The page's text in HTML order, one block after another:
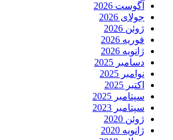
آگوست 2026
جولای 2026
ژوئن 2026
فوریه 2026
ژانویه 2026
دسامبر 2025
نوامبر 2025
اکتبر 2025
سپتامبر 2025
سپتامبر 2023
ژوئن 2020
ژانویه 2020